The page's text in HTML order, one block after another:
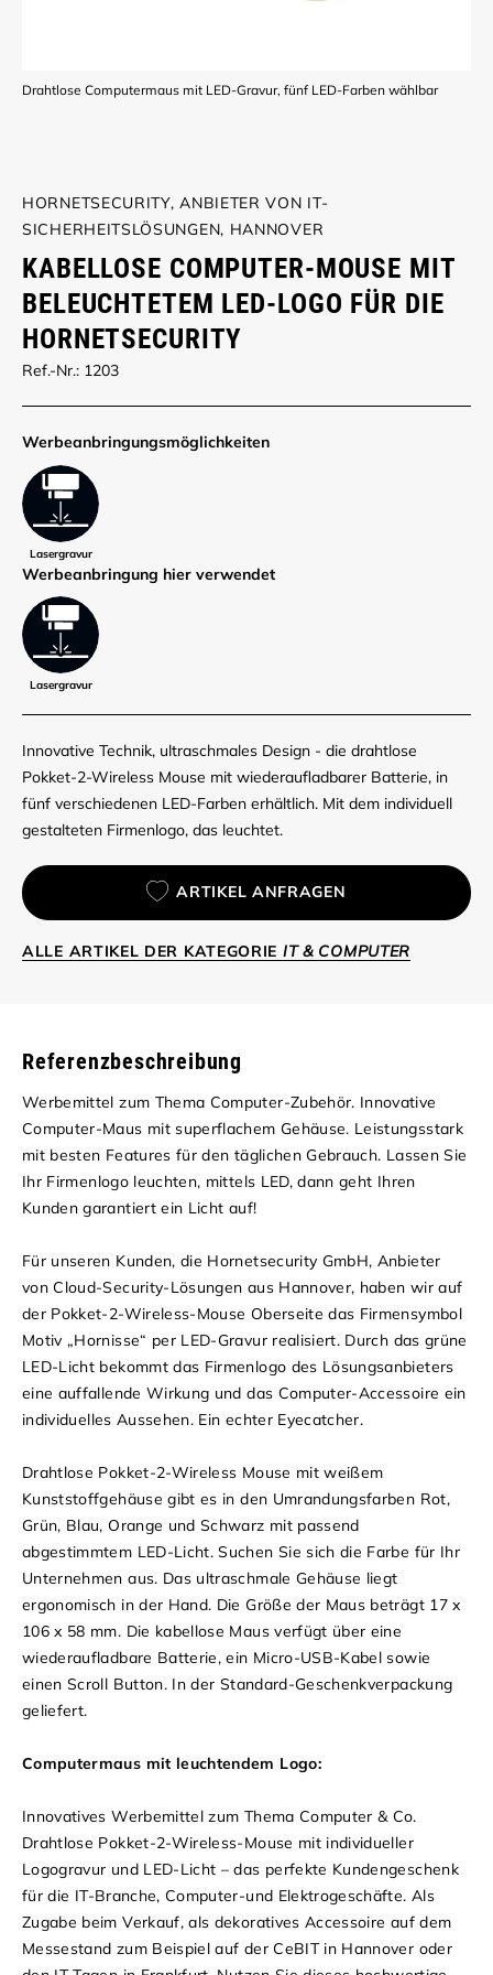
Drahtlose Computermaus mit LED-Gravur, fünf LED-Farben wählbar
HORNETSECURITY, ANBIETER VON IT-
SICHERHEITSLÖSUNGEN, HANNOVER
KABELLOSE COMPUTER-MOUSE MIT
BELEUCHTETEM LED-LOGO FÜR DIE
HORNETSECURITY
Ref.-Nr.: 1203
Werbe­anbringungs­möglich­keiten
Lasergravur
Werbe­anbringung hier verwendet
Lasergravur
Innovative Technik, ultraschmales Design - die drahtlose
Pokket-2-Wireless Mouse mit wiederaufladbarer Batterie, in
fünf verschiedenen LED-Farben erhältlich. Mit dem individuell
gestalteten Firmenlogo, das leuchtet.
ARTIKEL ANFRAGEN
ALLE ARTIKEL DER KATEGORIE IT & COMPUTER
Referenzbeschreibung
Werbemittel zum Thema Computer-Zubehör. Innovative
Computer-Maus mit superflachem Gehäuse. Leistungsstark
mit besten Features für den täglichen Gebrauch. Lassen Sie
Ihr Firmenlogo leuchten, mittels LED, dann geht Ihren
Kunden garantiert ein Licht auf!
Für unseren Kunden, die Hornetsecurity GmbH, Anbieter
von Cloud-Security-Lösungen aus Hannover, haben wir auf
der Pokket-2-Wireless-Mouse Oberseite das Firmensymbol
Motiv „Hornisse“ per LED-Gravur realisiert. Durch das grüne
LED-Licht bekommt das Firmenlogo des Lösungsanbieters
eine auffallende Wirkung und das Computer-Accessoire ein
individuelles Aussehen. Ein echter Eyecatcher.
Drahtlose Pokket-2-Wireless Mouse mit weißem
Kunststoffgehäuse gibt es in den Umrandungsfarben Rot,
Grün, Blau, Orange und Schwarz mit passend
abgestimmtem LED-Licht. Suchen Sie sich die Farbe für Ihr
Unternehmen aus. Das ultraschmale Gehäuse liegt
ergonomisch in der Hand. Die Größe der Maus beträgt 17 x
106 x 58 mm. Die kabellose Maus verfügt über eine
wiederaufladbare Batterie, ein Micro-USB-Kabel sowie
einen Scroll Button. In der Standard-Geschenkverpackung
geliefert.
Computermaus mit leuchtendem Logo:
Innovatives Werbemittel zum Thema Computer & Co.
Drahtlose Pokket-2-Wireless-Mouse mit individueller
Logogravur und LED-Licht – das perfekte Kundengeschenk
für die IT-Branche, Computer-und Elektrogeschäfte. Als
Zugabe beim Verkauf, als dekoratives Accessoire auf dem
Messestand zum Beispiel auf der CeBIT in Hannover oder